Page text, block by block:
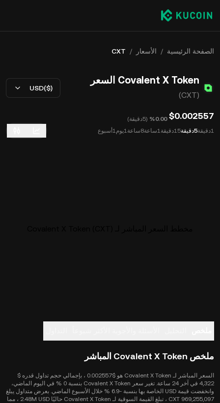
الصفحة الرئيسية / الأسعار /
CXT
Covalent X Token السعر
(CXT)
USD($)
$0.002557
‮‭0.00‬%‬
(5دقيقة
)
1دقيقة
5دقيقة 15دقيقة 1ساعة 8ساعة 1يوم 1أسبوع
ملخص Covalent X Token المباشر
السعر المباشر لـ Covalent X Token هو $0.002557 ، بإجمالي حجم تداول قدره $
4,322 في آخر 24 ساعة. تغير سعر Covalent X Token بنسبة 0 % في اليوم الماضي،
وانخفضت قيمة USD الخاصة بها بنسبة -‎6.9 % خلال الأسبوع الماضي. بعرض متداول يبلغ
969,255,097 CXT ، تبلغ القيمة السوقية لـ Covalent X Token حاليًا 2.48M USD ، مما